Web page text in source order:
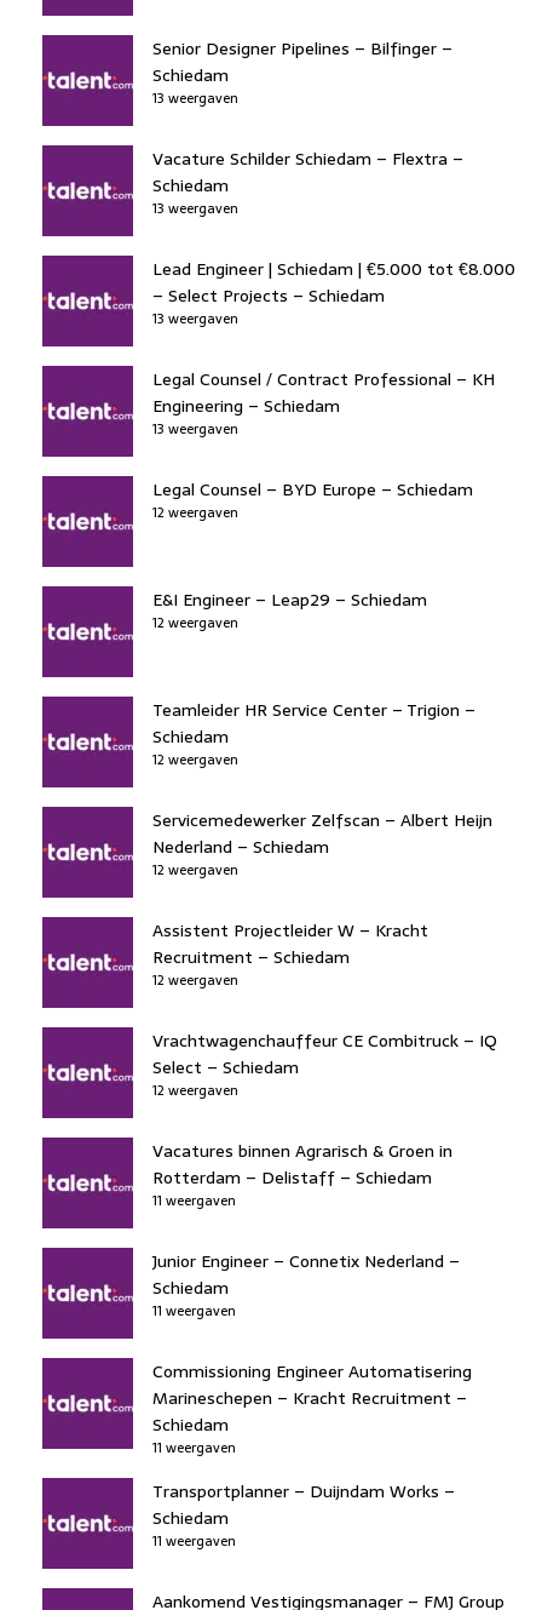
Senior Designer Pipelines – Bilfinger –
Schiedam
13 weergaven
Vacature Schilder Schiedam – Flextra –
Schiedam
13 weergaven
Lead Engineer | Schiedam | €5.000 tot €8.000
– Select Projects – Schiedam
13 weergaven
Legal Counsel / Contract Professional – KH
Engineering – Schiedam
13 weergaven
Legal Counsel – BYD Europe – Schiedam
12 weergaven
E&I Engineer – Leap29 – Schiedam
12 weergaven
Teamleider HR Service Center – Trigion –
Schiedam
12 weergaven
Servicemedewerker Zelfscan – Albert Heijn
Nederland – Schiedam
12 weergaven
Assistent Projectleider W – Kracht
Recruitment – Schiedam
12 weergaven
Vrachtwagenchauffeur CE Combitruck – IQ
Select – Schiedam
12 weergaven
Vacatures binnen Agrarisch & Groen in
Rotterdam – Delistaff – Schiedam
11 weergaven
Junior Engineer – Connetix Nederland –
Schiedam
11 weergaven
Commissioning Engineer Automatisering
Marineschepen – Kracht Recruitment –
Schiedam
11 weergaven
Transportplanner – Duijndam Works –
Schiedam
11 weergaven
Aankomend Vestigingsmanager – FMJ Group